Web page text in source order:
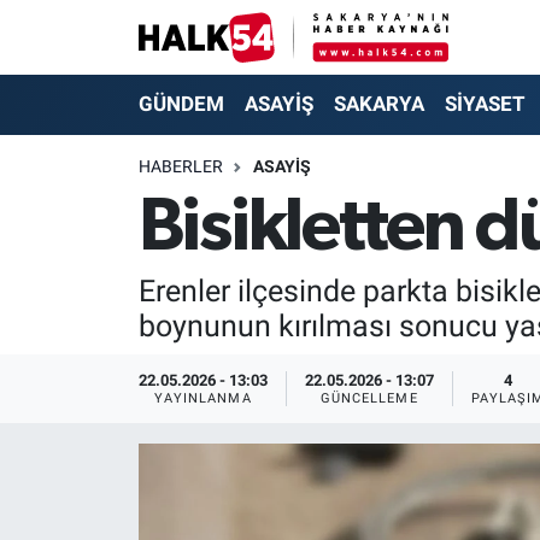
GÜNDEM ASAYİŞ SAKARYA SİYASET
HABERLER ASAYİŞ
Bisikletten
Erenler ilçesinde parkta
boynunun kırılması sonucu
22.05.2026 - 13:03
YAYINLANMA
22.05.2026 - 13:07
GÜNCELLEME
4
GÜNDEM
SAKARYA
SİYASET
EKONOMİ
SOKAK RÖPORTAJLARI
Adapazarı Nöbetçi Eczaneler
Adapazarı Trafik Yoğunluk Haritası
Süper Lig Puan Durumu ve Fikstür
Tüm Manşetler
Son Dakika Haberleri